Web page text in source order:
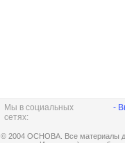
Мы в социальных
сетях:
-
© 2004 ОСНОВА. Все материалы